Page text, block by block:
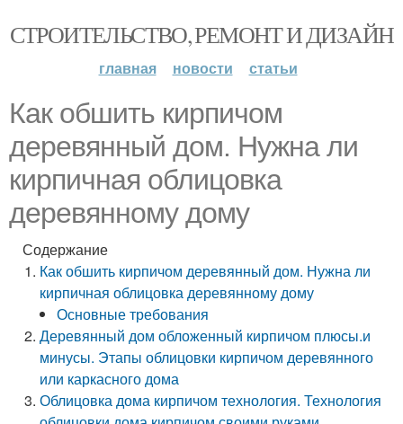
СТРОИТЕЛЬСТВО, РЕМОНТ И ДИЗАЙН
главная новости статьи
Как обшить кирпичом
деревянный дом. Нужна ли
кирпичная облицовка
деревянному дому
Содержание
Как обшить кирпичом деревянный дом. Нужна ли
кирпичная облицовка деревянному дому
Основные требования
Деревянный дом обложенный кирпичом плюсы.и
минусы. Этапы облицовки кирпичом деревянного
или каркасного дома
Облицовка дома кирпичом технология. Технология